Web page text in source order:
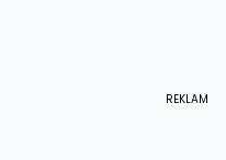
REKLAM